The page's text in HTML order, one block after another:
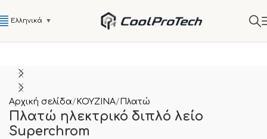
Ελληνικά ▼
Αρχική σελίδα ΚΟΥΖΙΝΑ Πλατώ
Πλατώ ηλεκτρικό διπλό λείο
Superchrom